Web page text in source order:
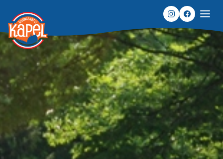
Home
Algemene
informatie
Reserveren
Veelgestelde
vragen